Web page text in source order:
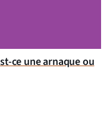
ce une arnaque ou